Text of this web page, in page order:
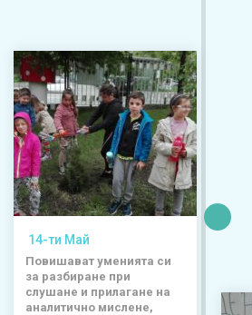
14-ти Май
Повишават уменията си
за разбиране при
слушане и прилагане на
аналитично мислене,